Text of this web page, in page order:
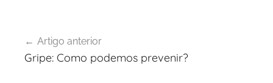
de
Artigo anterior
Gripe: Como podemos prevenir?